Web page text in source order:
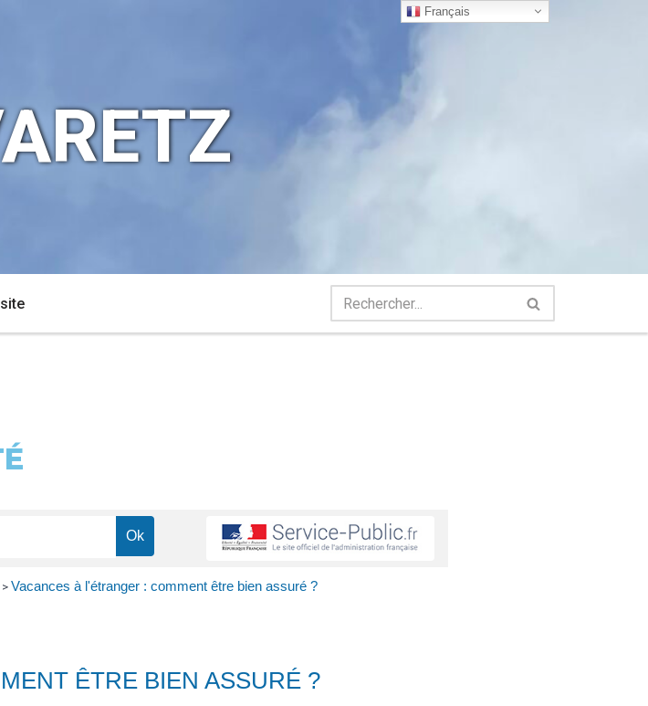
> Vacances à l'étranger : comment être bien assuré ?
ÊTRE BIEN ASSURÉ ?
Français